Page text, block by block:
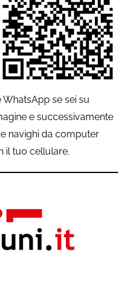
se sei su
e successivamente
navighi da computer
il tuo cellulare.